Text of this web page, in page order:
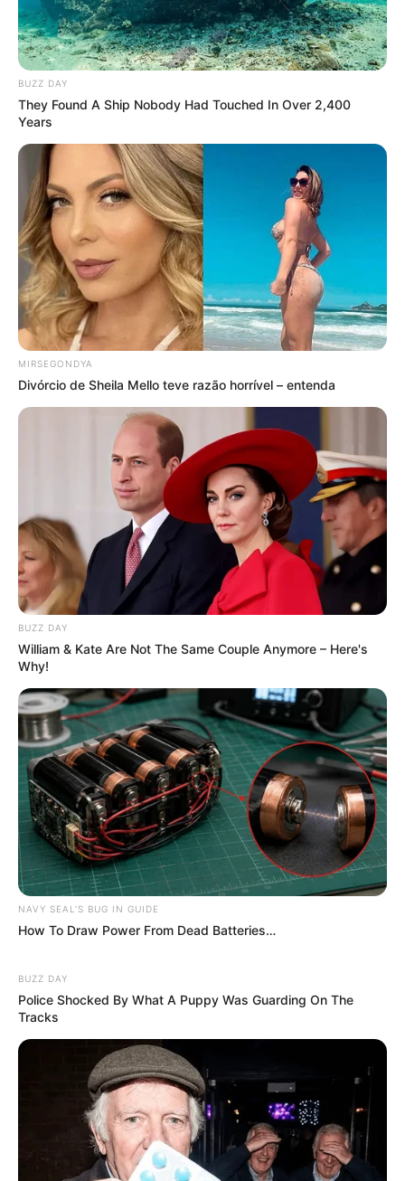
BUZZ DAY
They Found A Ship Nobody Had Touched In Over 2,400
Years
MIRSEGONDYA
Divórcio de Sheila Mello teve razão horrível – entenda
BUZZ DAY
William & Kate Are Not The Same Couple Anymore – Here's
Why!
NAVY SEAL'S BUG IN GUIDE
How To Draw Power From Dead Batteries…
BUZZ DAY
Police Shocked By What A Puppy Was Guarding On The
Tracks